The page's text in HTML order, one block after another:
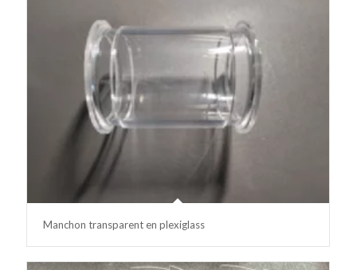
Manchon transparent en plexiglass